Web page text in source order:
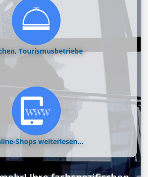
Tourismusbetriebe
Shops weiterlesen...